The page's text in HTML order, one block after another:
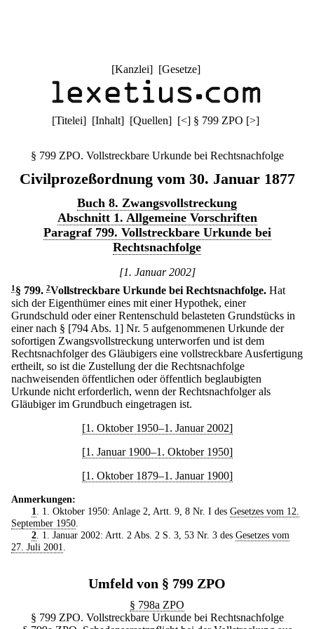
[Kanzlei] [Gesetze]
[Titelei] [Inhalt] [Quellen] [<] § 799 ZPO [>]
§ 799 ZPO. Vollstreckbare Urkunde bei Rechtsnachfolge
Civilprozeßordnung vom 30. Januar 1877
Buch 8. Zwangsvollstreckung
Abschnitt 1. Allgemeine Vorschriften
Paragraf 799. Vollstreckbare Urkunde bei
Rechtsnachfolge
[1. Januar 2002]
1 § 799. 2Vollstreckbare Urkunde bei Rechtsnachfolge. Hat
sich der Eigenthümer eines mit einer Hypothek, einer
Grundschuld oder einer Rentenschuld belasteten Grundstücks in
einer nach § [794 Abs. 1] Nr. 5 aufgenommenen Urkunde der
sofortigen Zwangsvollstreckung unterworfen und ist dem
Rechtsnachfolger des Gläubigers eine vollstreckbare Ausfertigung
ertheilt, so ist die Zustellung der die Rechtsnachfolge
nachweisenden öffentlichen oder öffentlich beglaubigten
Urkunde nicht erforderlich, wenn der Rechtsnachfolger als
Gläubiger im Grundbuch eingetragen ist.
[1. Oktober 1950–1. Januar 2002]
[1. Januar 1900–1. Oktober 1950]
[1. Oktober 1879–1. Januar 1900]
Anmerkungen:
1
. 1. Oktober 1950: Anlage 2, Artt. 9, 8 Nr. I des Gesetzes vom 12.
September 1950
2. 1. Januar 2002: Artt. 2 Abs. 2 S. 3, 53 Nr. 3 des Gesetzes vom
27. Juli 2001
Umfeld von § 799 ZPO
§ 798a ZPO
§ 799 ZPO. Vollstreckbare Urkunde bei Rechtsnachfolge